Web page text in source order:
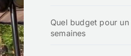
Quel budget pour
semaines